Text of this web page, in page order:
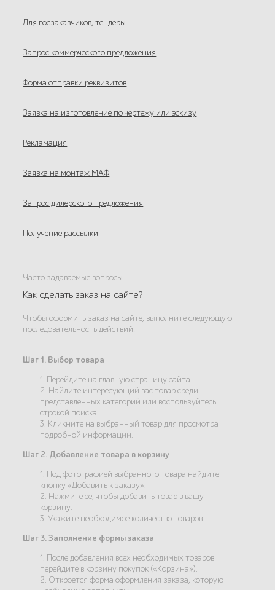
Для госзаказчиков, тендеры
Запрос коммерческого предложения
Форма отправки реквизитов
Заявка на изготовление по чертежу или эскизу
Рекламация
Заявка на монтаж МАФ
Запрос дилерского предложения
Получение рассылки
Часто задаваемые вопросы
Как сделать заказ на сайте?
Чтобы оформить заказ на сайте, выполните следующую
последовательность действий:
Шаг 1. Выбор товара
1. Перейдите на главную страницу сайта.
2. Найдите интересующий вас товар среди
представленных категорий или воспользуйтесь
строкой поиска.
3. Кликните на выбранный товар для просмотра
подробной информации.
Шаг 2. Добавление товара в корзину
1. Под фотографией выбранного товара найдите
кнопку «Добавить к заказу».
2. Нажмите её, чтобы добавить товар в вашу
корзину.
3. Укажите необходимое количество товаров.
Шаг 3. Заполнение формы заказа
1. После добавления всех необходимых товаров
перейдите в корзину покупок («Корзина»).
2. Откроется форма оформления заказа, которую